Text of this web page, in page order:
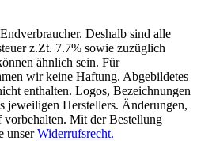
Deshalb sind alle
z.Zt. 7.7% sowie zuzüglich
ähnlich sein. Für
wir keine Haftung. Abgebildetes
enthalten. Logos, Bezeichnungen
jeweiligen Herstellers. Änderungen,
Mit der Bestellung
unserWiderrufsrecht.